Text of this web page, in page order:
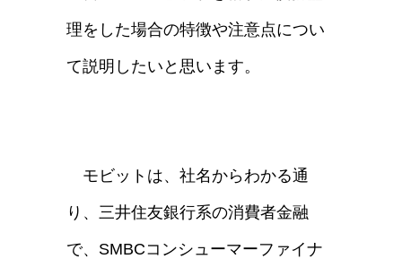
理をした場合の特徴や注意点につい
て説明したいと思います。
モビットは、社名からわかる通
り、三井住友銀行系の消費者金融
で、SMBCコンシューマーファイナ